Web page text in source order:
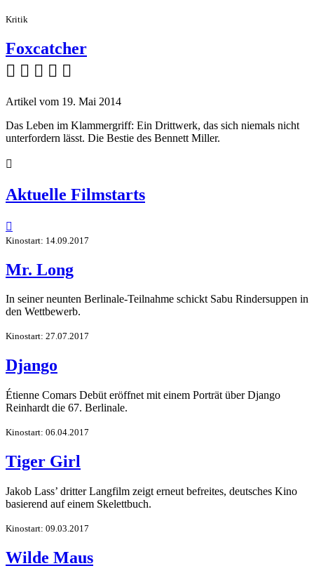
Kritik
Foxcatcher
    
Artikel vom 19. Mai 2014
Das Leben im Klammergriff: Ein Drittwerk, das sich niemals nicht
unterfordern lässt. Die Bestie des Bennett Miller.

Aktuelle Filmstarts

Kinostart: 14.09.2017
Mr. Long
In seiner neunten Berlinale-Teilnahme schickt Sabu Rindersuppen in
den Wettbewerb.
Kinostart: 27.07.2017
Django
Étienne Comars Debüt eröffnet mit einem Porträt über Django
Reinhardt die 67. Berlinale.
Kinostart: 06.04.2017
Tiger Girl
Jakob Lass’ dritter Langfilm zeigt erneut befreites, deutsches Kino
basierend auf einem Skelettbuch.
Kinostart: 09.03.2017
Wilde Maus